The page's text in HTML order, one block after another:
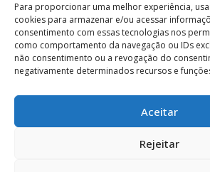
Para proporcionar uma melhor experiência,
cookies para armazenar e/ou acessar
consentimento com essas tecnologias nos
como comportamento da navegação ou IDs
não consentimento ou a revogação do
negativamente determinados recursos e
Aceitar
Rejeitar
48 3524-0137
48 9880-84667